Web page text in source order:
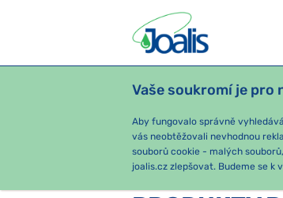
Vaše soukromí je pro
Aby fungovalo správně
vás neobtěžovali nevhodnou
souborů cookie - malých
joalis.cz zlepšovat. Budeme se
PRODUKTY PODLE